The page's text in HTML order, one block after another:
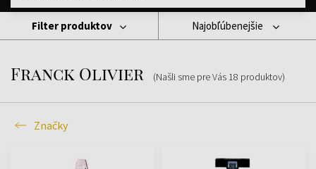
mieste
Značky
Franck Olivier
Franck Olivier (Našli sme pre Vás 18 produktov)
Najobľúbenejšie
Značky
Filter produktov